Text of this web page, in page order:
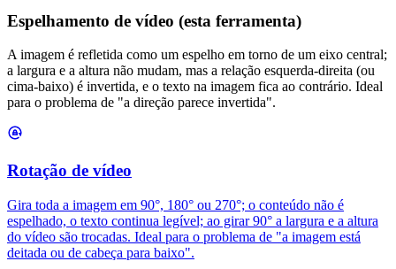
Espelhamento de vídeo (esta ferramenta)
A imagem é refletida como um espelho em torno de um eixo central;
a largura e a altura não mudam, mas a relação esquerda-direita (ou
cima-baixo) é invertida, e o texto na imagem fica ao contrário. Ideal
para o problema de "a direção parece invertida".
Rotação de vídeo
Gira toda a imagem em 90°, 180° ou 270°; o conteúdo não é
espelhado, o texto continua legível; ao girar 90° a largura e a altura
do vídeo são trocadas. Ideal para o problema de "a imagem está
deitada ou de cabeça para baixo".